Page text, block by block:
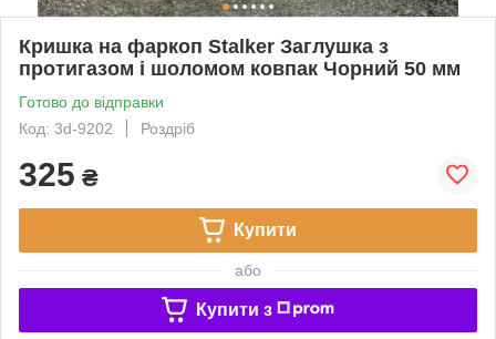
Кришка на фаркоп Stalker Заглушка з
протигазом і шоломом ковпак Чорний 50 мм
Готово до відправки
Код: 3d-9202
Роздріб
325 ₴
Купити
або
Купити з